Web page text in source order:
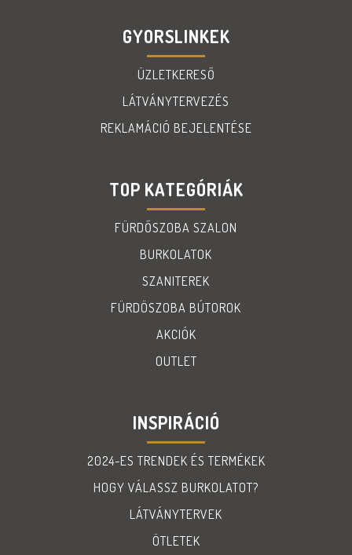
GYORSLINKEK
ÜZLETKERESŐ
LÁTVÁNYTERVEZÉS
REKLAMÁCIÓ BEJELENTÉSE
TOP KATEGÓRIÁK
FÜRDŐSZOBA SZALON
BURKOLATOK
SZANITEREK
FÜRDÖSZOBA BÚTOROK
AKCIÓK
OUTLET
INSPIRÁCIÓ
2024-ES TRENDEK ÉS TERMÉKEK
HOGY VÁLASSZ BURKOLATOT?
LÁTVÁNYTERVEK
ÖTLETEK